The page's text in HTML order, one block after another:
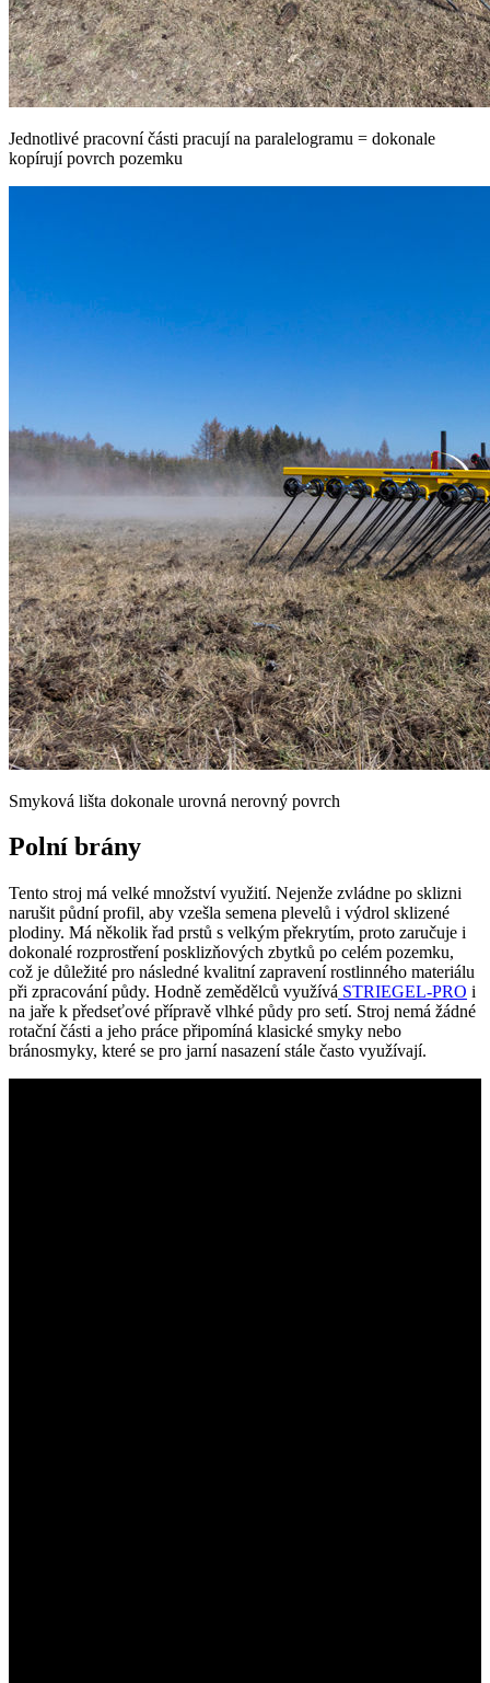
Jednotlivé pracovní části pracují na paralelogramu = dokonale
kopírují povrch pozemku
Smyková lišta dokonale urovná nerovný povrch
Polní brány
Tento stroj má velké množství využití. Nejenže zvládne po sklizni
narušit půdní profil, aby vzešla semena plevelů i výdrol sklizené
plodiny. Má několik řad prstů s velkým překrytím, proto zaručuje i
dokonalé rozprostření posklizňových zbytků po celém pozemku,
což je důležité pro následné kvalitní zapravení rostlinného materiálu
při zpracování půdy. Hodně zemědělců využívá STRIEGEL-PRO i
na jaře k předseťové přípravě vlhké půdy pro setí. Stroj nemá žádné
rotační části a jeho práce připomíná klasické smyky nebo
bránosmyky, které se pro jarní nasazení stále často využívají.